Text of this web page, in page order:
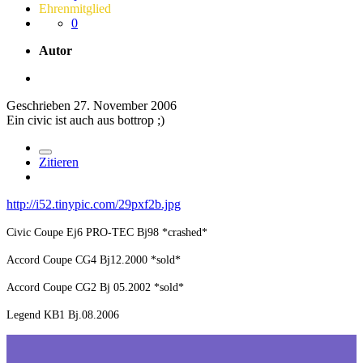
Ehrenmitglied
0
Autor
Geschrieben 27. November 2006
Ein civic ist auch aus bottrop ;)
Zitieren
http://i52.tinypic.com/29pxf2b.jpg
Civic Coupe Ej6 PRO-TEC Bj98 *crashed*
Accord Coupe CG4 Bj12.2000 *sold*
Accord Coupe CG2 Bj 05.2002 *sold*
Legend KB1 Bj.08.2006